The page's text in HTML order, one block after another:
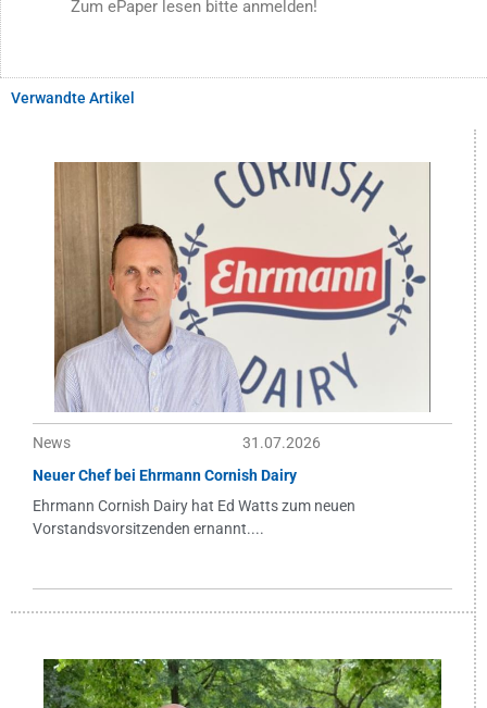
Zum ePaper lesen bitte anmelden!
Verwandte Artikel
News
31.07.2026
Neuer Chef bei Ehrmann Cornish Dairy
Ehrmann Cornish Dairy hat Ed Watts zum neuen
Vorstandsvorsitzenden ernannt....